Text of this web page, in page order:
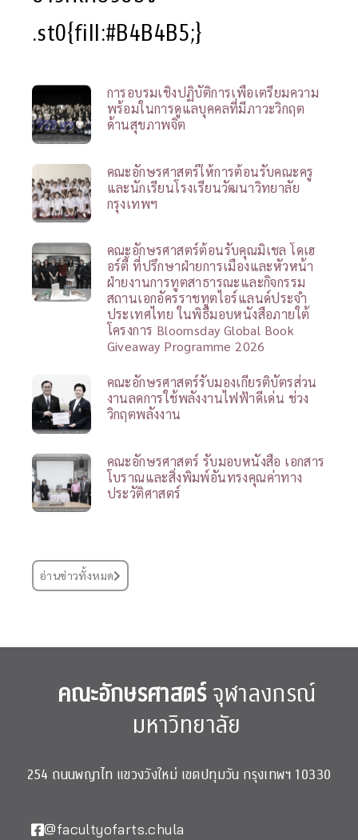
.st0{fill:#B4B4B5;}
การอบรมเชิงปฏิบัติการเพื่อเตรียมความ
พร้อมในการดูแลบุคคลที่มีภาวะวิกฤต
ด้านสุขภาพจิต
คณะอักษรศาสตร์ให้การต้อนรับคณะครู
และนักเรียนโรงเรียนวัฒนาวิทยาลัย
กรุงเทพฯ
คณะอักษรศาสตร์ต้อนรับคุณมิเชล โดเฮ
อร์ตี้ ที่ปรึกษาฝ่ายการเมืองและหัวหน้า
ฝ่ายงานการทูตสาธารณะและกิจกรรม
สถานเอกอัครราชทูตไอร์แลนด์ประจำ
ประเทศไทย ในพิธีมอบหนังสือภายใต้
โครงการ Bloomsday Global Book
Giveaway Programme 2026
คณะอักษรศาสตร์รับมองเกียรติบัตรส่วน
งานลดการใช้พลังงานไฟฟ้าดีเด่น ช่วง
วิกฤตพลังงาน
คณะอักษรศาสตร์ รับมอบหนังสือ เอกสาร
โบราณและสิ่งพิมพ์อันทรงคุณค่าทาง
ประวัติศาสตร์
อ่านข่าวทั้งหมด
คณะอักษรศาสตร์จุฬาลงกรณ์
มหาวิทยาลัย
254 ถนนพญาไท แขวงวังใหม่ เขตปทุมวัน กรุงเทพฯ 10330
@facultyofarts.chula